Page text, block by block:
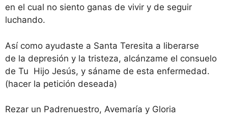
en el cual no siento ganas de vivir y de seguir
luchando.
Así como ayudaste a Santa Teresita a liberarse
de la depresión y la tristeza, alcánzame el consuelo
de Tu Hijo Jesús, y sáname de esta enfermedad.
(hacer la petición deseada)
Rezar un Padrenuestro, Avemaría y Gloria